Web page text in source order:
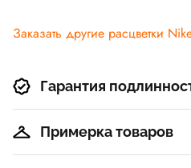
Заказать другие расцветки
Гарантия
Примерка товаров